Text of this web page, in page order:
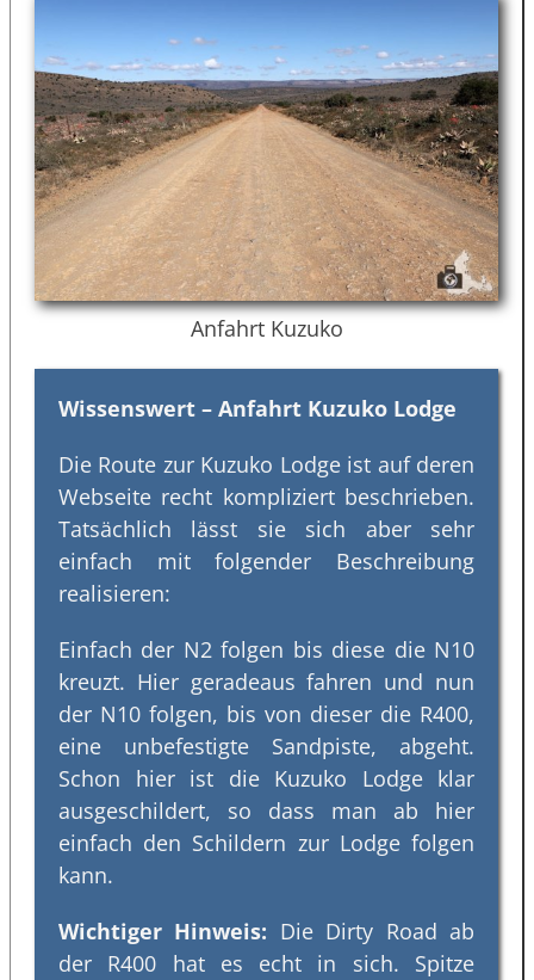
Anfahrt Kuzuko
Wissenswert – Anfahrt Kuzuko Lodge
Die Route zur Kuzuko Lodge ist auf deren
Webseite recht kompliziert beschrieben.
Tatsächlich lässt sie sich aber sehr
einfach mit folgender Beschreibung
realisieren:
Einfach der N2 folgen bis diese die N10
kreuzt. Hier geradeaus fahren und nun
der N10 folgen, bis von dieser die R400,
eine unbefestigte Sandpiste, abgeht.
Schon hier ist die Kuzuko Lodge klar
ausgeschildert, so dass man ab hier
einfach den Schildern zur Lodge folgen
kann.
Wichtiger Hinweis: Die Dirty Road ab
der R400 hat es echt in sich. Spitze